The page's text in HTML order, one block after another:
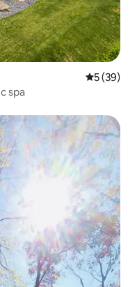
Note
5 (39)
spa
plus aimés